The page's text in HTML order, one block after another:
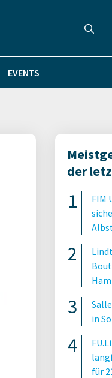
EVENTS
der
FIM
in
für